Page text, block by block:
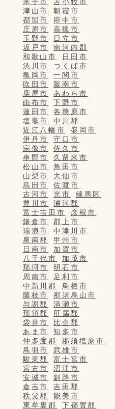
津山市
朝霞市
都留市
府中市
庄原市
高槻市
玉野市
日立市
坂戸市
南河内郡
和歌山市
日田市
渋川市
つくば市
亀岡市
一関市
吹田市
阪南市
鹿屋市
あわら市
由布市
下野市
蓮田市
各務原市
塩竈市
中川郡
近江八幡市
盛岡市
伊丹市
守口市
宗像市
佐久市
串間市
久留米市
松山市
角田市
山梨市
大仙市
島田市
佐渡市
古河市
光市
練馬区
豊川市
浦河郡
富士吉田市
彦根市
鎌倉市
郡上市
瑞浪市
中津川市
泉南郡
甲州市
日南市
加賀市
八千代市
加茂市
那珂市
明石市
周南市
足利市
中新川郡
鳥栖市
藤枝市
那須烏山市
与謝郡
清瀬市
那須郡
肝属郡
袋井市
比企郡
あま市
知多市
仲多度郡
那須塩原市
鳥羽市
武雄市
駿東郡
富士宮市
宮古市
沼津市
安城市
釧路市
倉吉市
吉田郡
秩父郡
能美市
東牟婁郡
下都賀郡